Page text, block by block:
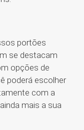
portões
se destacam
opções de
poderá escolher
com a
mais a sua